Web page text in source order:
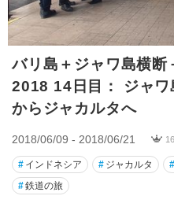
バリ島＋ジャワ島横断
2018 14日目： ジャワ
からジャカルタへ
2018/06/09 - 2018/06/21
# インドネシア # ジャカルタ #
#鉄道の旅